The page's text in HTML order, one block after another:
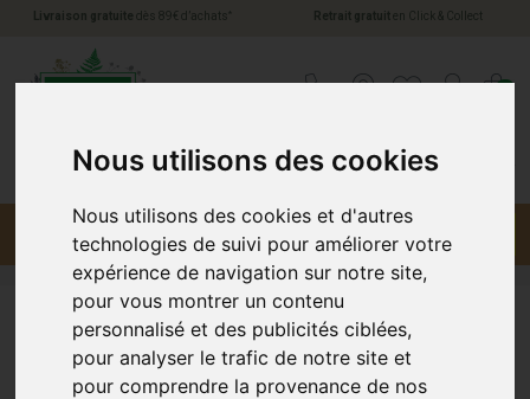
Nous utilisons des cookies
Nous utilisons des cookies et d'autres
technologies de suivi pour améliorer votre
expérience de navigation sur notre site,
pour vous montrer un contenu
personnalisé et des publicités ciblées,
pour analyser le trafic de notre site et
pour comprendre la provenance de nos
Livraison gratuite dès 89€ d’achats * Retrait gratuiten Click & Collect
Menu Promotions
Pohl Boskamp